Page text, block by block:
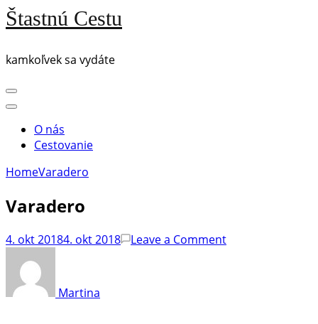
Štastnú Cestu
kamkoľvek sa vydáte
O nás
Cestovanie
HomeVaradero
Varadero
4. okt 20184. okt 2018 Leave a Commenton
Martina